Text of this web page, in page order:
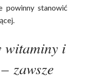
powinny stanowić
witaminy i
zawsze